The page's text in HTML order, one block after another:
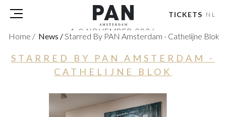
1-8 NOVEMBER 2026
TICKETS NL
BEZOEKERS
PERS
PAN PODIUM TALKS
Home / News /Starred By PAN Amsterdam - Cathelijne Blok
STARRED BY PAN AMSTERDAM -
CATHELIJNE BLOK